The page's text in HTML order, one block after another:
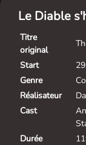
Le Diable
Titre
original
Start
Genre
Réalisateur
Cast
Durée